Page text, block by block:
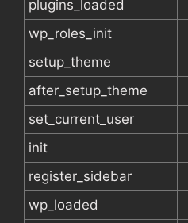
plugins_loaded
wp_roles_init
setup_theme
after_setup_theme
set_current_user
init
register_sidebar
wp_loaded